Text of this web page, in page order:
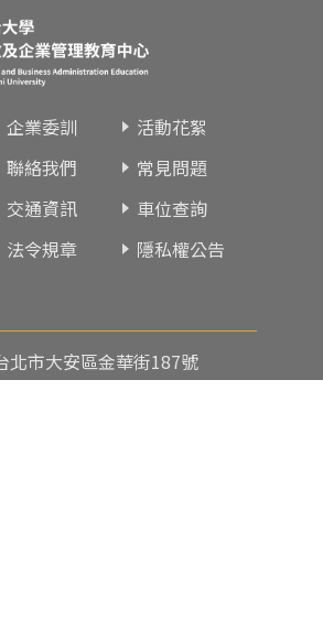
企業委訓
活動花絮
聯絡我們
常見問題
交通資訊
車位查詢
法令規章
隱私權公告
北市大安區金華街187號